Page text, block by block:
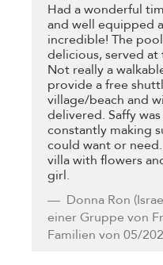
Had a wonderful
and well equipped
incredible! The
delicious, served
Not really a
provide a free
village/beach and
delivered. Saffy
constantly making
could want or
villa with flowers
girl.
Donna Ron
einer Gruppe von
Familien von 05/